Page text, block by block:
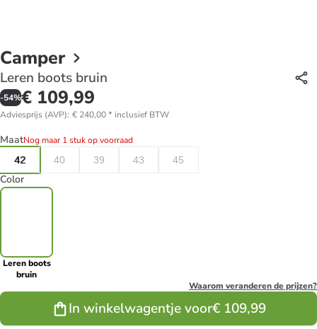
Camper
Leren boots bruin
-54%€ 109,99
Adviesprijs (AVP): € 240,00* inclusief BTW
MaatNog maar 1 stuk op voorraad
42
40 39 43 45
Color
Leren boots
bruin
Waarom veranderen de prijzen?
In winkelwagentje voor€ 109,99